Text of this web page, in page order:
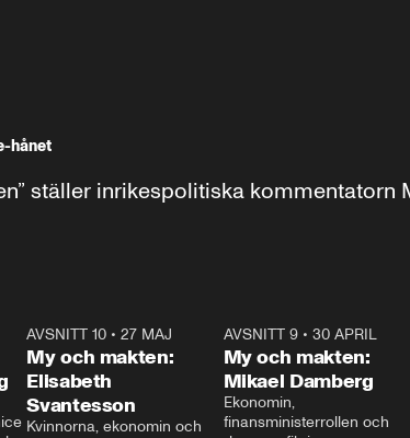
hånet
ställer inrikespolitiska
AVSNITT 10 •27 MAJ
My och makten:
Elisabeth
Svantesson
Kvinnorna, ekonomin och
AVSNITT 9• 30 APRIL
My och makten:
Mikael Damberg
Ekonomin,
finansministerrollen och